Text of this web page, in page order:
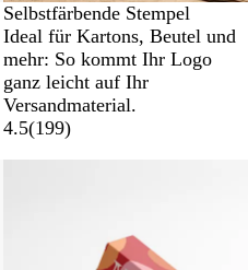
Selbstfärbende Stempel
Ideal für Kartons, Beutel und
mehr: So kommt Ihr Logo
ganz leicht auf Ihr
Versandmaterial.
4.5(199)